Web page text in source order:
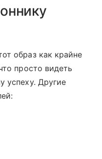
образ как крайне
просто видеть
успеху. Другие